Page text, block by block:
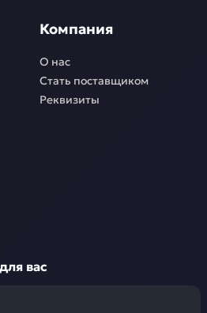
Компания
О нас
Стать поставщиком
Реквизиты
вас